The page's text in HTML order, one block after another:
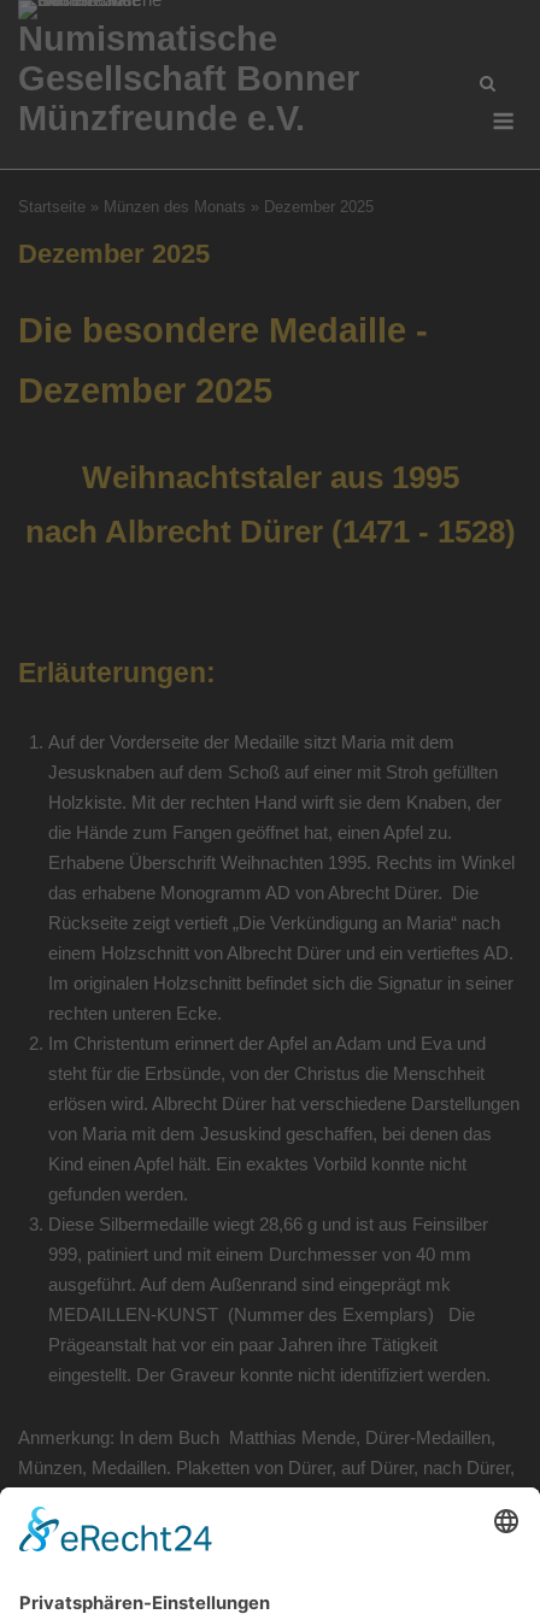
Skip
content
Numismatische
Gesellschaft Bonner
Münzfreunde e.V.
Startseite » Münzen des Monats » Dezember 2025
Dezember 2025
Die besondere Medaille -
Dezember 2025
Weihnachtstaler aus 1995
nach Albrecht Dürer (1471 - 1528)
Erläuterungen:
Auf der Vorderseite der Medaille sitzt Maria mit dem
Jesusknaben auf dem Schoß auf einer mit Stroh gefüllten
Holzkiste. Mit der rechten Hand wirft sie dem Knaben, der
die Hände zum Fangen geöffnet hat, einen Apfel zu.
Erhabene Überschrift Weihnachten 1995. Rechts im Winkel
das erhabene Monogramm AD von Abrecht Dürer. Die
Rückseite zeigt vertieft „Die Verkündigung an Maria“ nach
einem Holzschnitt von Albrecht Dürer und ein vertieftes AD.
Im originalen Holzschnitt befindet sich die Signatur in seiner
rechten unteren Ecke.
Im Christentum erinnert der Apfel an Adam und Eva und
steht für die Erbsünde, von der Christus die Menschheit
erlösen wird. Albrecht Dürer hat verschiedene Darstellungen
von Maria mit dem Jesuskind geschaffen, bei denen das
Kind einen Apfel hält. Ein exaktes Vorbild konnte nicht
gefunden werden.
Diese Silbermedaille wiegt 28,66 g und ist aus Feinsilber
999, patiniert und mit einem Durchmesser von 40 mm
ausgeführt. Auf dem Außenrand sind eingeprägt mk
MEDAILLEN-KUNST (Nummer des Exemplars) Die
Prägeanstalt hat vor ein paar Jahren ihre Tätigkeit
eingestellt. Der Graveur konnte nicht identifiziert werden.
Anmerkung: In dem Buch Matthias Mende, Dürer-Medaillen,
Münzen, Medaillen. Plaketten von Dürer, auf Dürer, nach Dürer,
sein, (Die Firma Medaillen-Kunst findet man jedoch darin mit Th.
Gruner und seiner Medaille aus 1980 auf Pirckheimer, einem